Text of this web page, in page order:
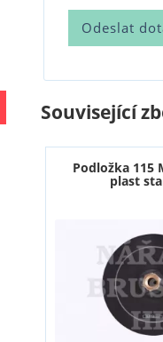
Související
Podložka 115
plast